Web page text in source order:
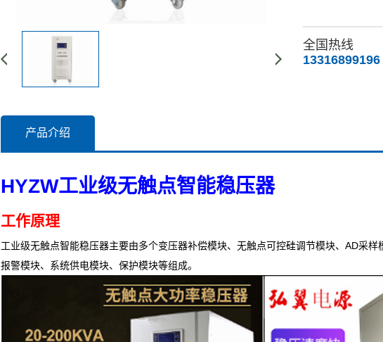
全国热线
13316899196
产品介绍
HYZW工业级无触点智能稳压器
工作原理
工业级无触点智能稳压器主要由多个变压器补偿模块、无触点可控硅调节模块、AD采
报警模块、系统供电模块、保护模块等组成。